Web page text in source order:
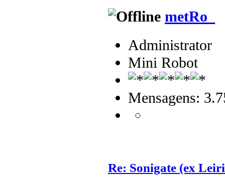
metRo_
Administrator
Mini Robot
Mensagens:
Re: Sonigate (ex